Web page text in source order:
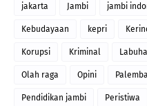
jakarta Jambi jambi
Kebudayaan kepri
Korupsi Kriminal
Olah raga Opini
Pendidikan jambi Peristiwa